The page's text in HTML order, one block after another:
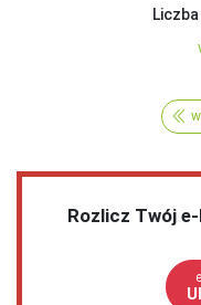
Rozlicz Twój